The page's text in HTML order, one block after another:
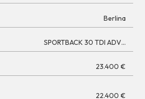
Berlina
SPORTBACK 30 TDI ADVANCED
23.400 €
22.400 €